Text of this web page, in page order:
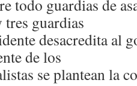
todo guardias de
guardias
desacredita al
de los
se plantean la